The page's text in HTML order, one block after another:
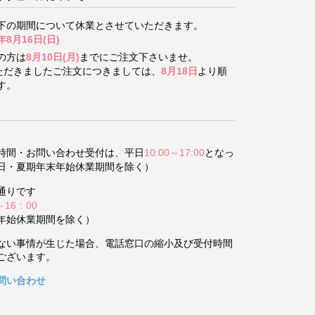
の期間について休業とさせていただきます。
8月16日(日)
方は8月10日(月) までにご注文下さいませ。
きましたご注文につきましては、 8月18日 より順
間・お問い合わせ受付は、平日10:00～17:00となっ
夏期年末年始休業期間を除く）
りです
16：00
始休業期間を除く）
事情が生じた場合、電話窓口の縮小及び受付時間
います。
い合わせ